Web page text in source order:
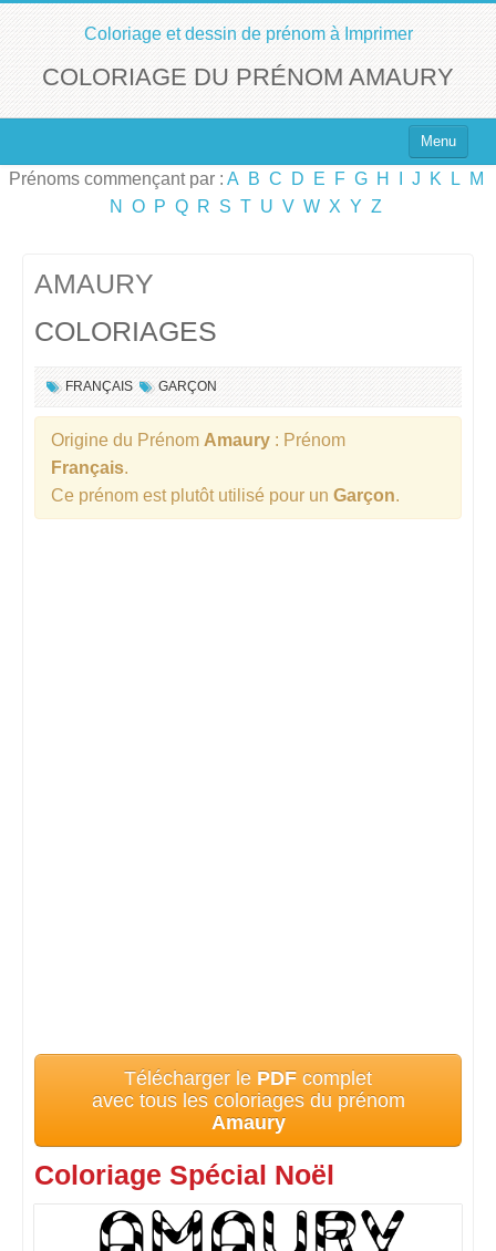
Coloriage et dessin de prénom à Imprimer
COLORIAGE DU PRÉNOM AMAURY
Menu
Top 100 des Prénoms
Prénoms commençant par : A B C D E F G H J K L
M
N
O P Q R S T U V W X Y Z
AMAURY
COLORIAGES
FRANÇAIS GARÇON
Origine du Prénom Amaury : Prénom
Français.
Ce prénom est plutôt utilisé pour un Garçon.
Télécharger le PDF complet
avec tous les coloriages du prénom
Amaury
Coloriage Spécial Noël